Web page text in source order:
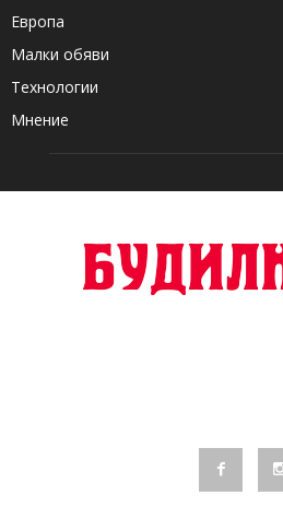
Европа
Малки обяви
Технологии
Мнение